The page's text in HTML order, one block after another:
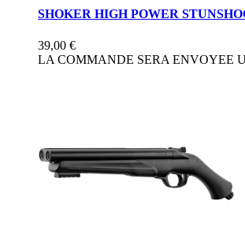
SHOKER HIGH POWER
39,00 €
LA COMMANDE SERA ENVOYEE